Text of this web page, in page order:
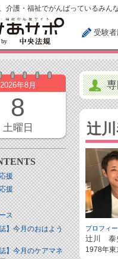
介護・福祉でがんばっているみん
受験
2026年8月
8
土曜日
援
援
ス
】今月のおはよう
】今月のケアマネ
辻
プロフィ
辻川 泰
1978年東